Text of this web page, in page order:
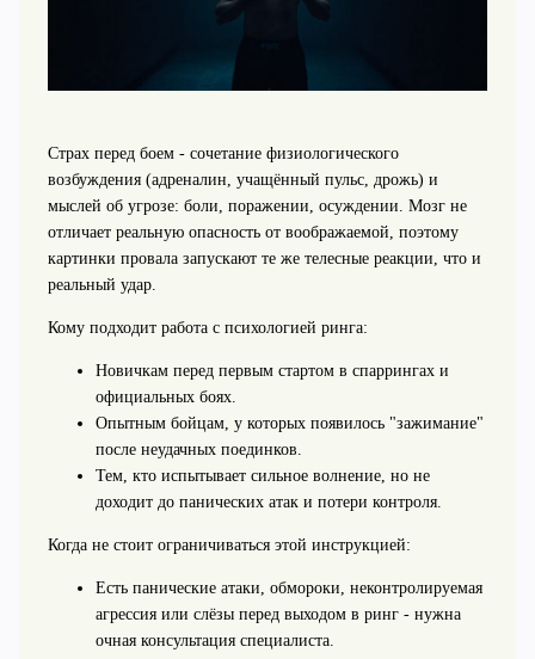
Страх перед боем - сочетание физиологического
возбуждения (адреналин, учащённый пульс, дрожь) и
мыслей об угрозе: боли, поражении, осуждении. Мозг не
отличает реальную опасность от воображаемой, поэтому
картинки провала запускают те же телесные реакции, что и
реальный удар.
Кому подходит работа с психологией ринга:
Новичкам перед первым стартом в спаррингах и
официальных боях.
Опытным бойцам, у которых появилось "зажимание"
после неудачных поединков.
Тем, кто испытывает сильное волнение, но не
доходит до панических атак и потери контроля.
Когда не стоит ограничиваться этой инструкцией:
Есть панические атаки, обмороки, неконтролируемая
агрессия или слёзы перед выходом в ринг - нужна
очная консультация специалиста.